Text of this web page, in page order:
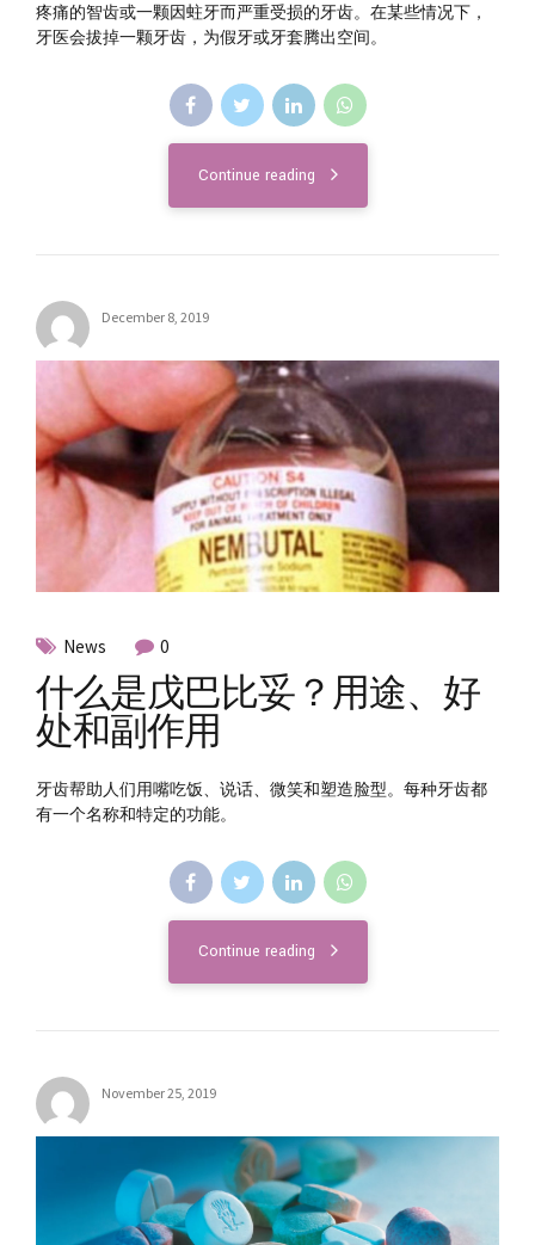
疼痛的智齿或一颗因蛀牙而严重受损的牙齿。在某些情况下，
牙医会拔掉一颗牙齿，为假牙或牙套腾出空间。
Continue reading
December 8, 2019
News 0
什么是戊巴比妥？用途、好
处和副作用
牙齿帮助人们用嘴吃饭、说话、微笑和塑造脸型。每种牙齿都
有一个名称和特定的功能。
Continue reading
November 25, 2019